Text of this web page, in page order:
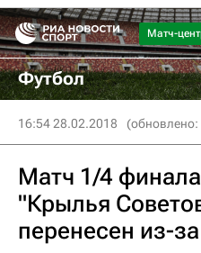
Матч-
Футбол
16:54 28.02.2018
Матч 1/4
"Крылья
перенесен из-